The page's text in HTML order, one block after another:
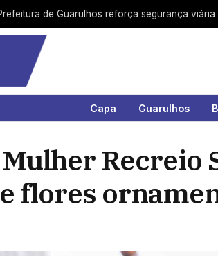
de Guarulhos reforça segurança
Capa Guarulhos
Mulher Recreio
flores